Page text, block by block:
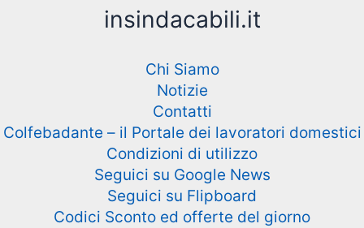
insindacabili.it
Chi Siamo
Notizie
Contatti
Colfebadante – il Portale dei lavoratori domestici
Condizioni di utilizzo
Seguici su Google News
Seguici su Flipboard
Codici Sconto ed offerte del giorno